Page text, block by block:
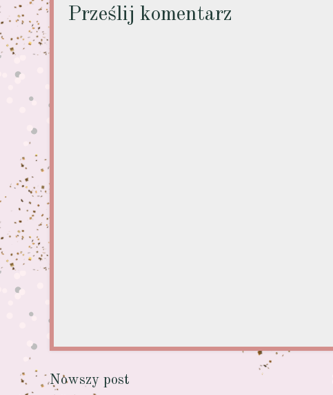
Prześlij komentarz
Nowszy post